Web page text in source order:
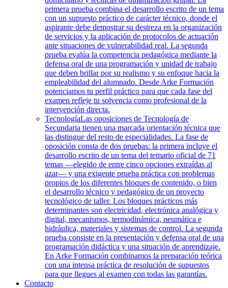
primera prueba combina el desarrollo escrito de un tema
con un supuesto práctico de carácter técnico, donde el
aspirante debe demostrar su destreza en la organización
de servicios y la aplicación de protocolos de actuación
ante situaciones de vulnerabilidad real. La segunda
prueba evalúa la competencia pedagógica mediante la
defensa oral de una programación y unidad de trabajo
que deben brillar por su realismo y su enfoque hacia la
empleabilidad del alumnado. Desde Arke Formación
potenciamos tu perfil práctico para que cada fase del
examen refleje tu solvencia como profesional de la
intervención directa.
TecnologíaLas oposiciones de Tecnología de
Secundaria tienen una marcada orientación técnica que
las distingue del resto de especialidades. La fase de
oposición consta de dos pruebas: la primera incluye el
desarrollo escrito de un tema del temario oficial de 71
temas —elegido de entre cinco opciones extraídas al
azar— y una exigente prueba práctica con problemas
propios de los diferentes bloques de contenido, o bien
el desarrollo técnico y pedagógico de un proyecto
tecnológico de taller. Los bloques prácticos más
determinantes son electricidad, electrónica analógica y
digital, mecanismos, termodinámica, neumática e
hidráulica, materiales y sistemas de control. La segunda
prueba consiste en la presentación y defensa oral de una
programación didáctica y una situación de aprendizaje.
En Arke Formación combinamos la preparación teórica
con una intensa práctica de resolución de supuestos
para que llegues al examen con todas las garantías.
Contacto